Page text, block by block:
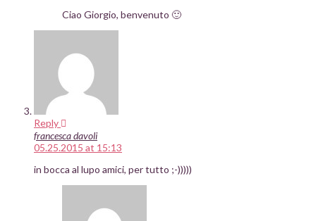
Ciao Giorgio, benvenuto 🙂
Reply
francesca davoli
05.25.2015 at 15:13
in bocca al lupo amici, per tutto ;-)))))